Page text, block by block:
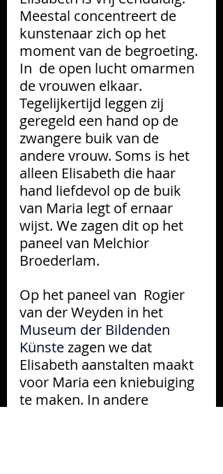
Meestal concentreert de
kunstenaar zich op het
moment van de begroeting.
In  de open lucht omarmen
de vrouwen elkaar.
Tegelijkertijd leggen zij
geregeld een hand op de
zwangere buik van de
andere vrouw. Soms is het
alleen Elisabeth die haar
hand liefdevol op de buik
van Maria legt of ernaar
wijst. We zagen dit op het
paneel van Melchior
Broederlam.
Op het paneel van  Rogier
van der Weyden in het
Museum der Bildenden
Künste zagen we dat
Elisabeth aanstalten maakt
voor Maria een kniebuiging
te maken. In andere